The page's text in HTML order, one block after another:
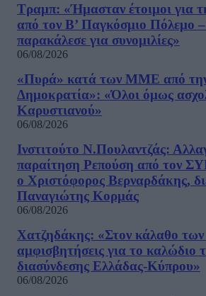
Τραμπ: «Ήμασταν έτοιμοι για
από τον Β’ Παγκόσμιο Πόλεμο
παρακάλεσε για συνομιλίες»
06/08/2026
«Πυρά» κατά των ΜΜΕ από την
Δημοκρατία»: «Όλοι όμως
Καρυστιανού»
06/08/2026
Ινστιτούτο Ν.Πουλαντζάς:
παραίτηση Ρεπούση από τον
ο Χριστόφορος Βερναρδάκης,
Παναγιώτης Κορμάς
06/08/2026
Χατζηδάκης: «Στον κάλαθο των
αμφισβητήσεις για το καλώδιο
διασύνδεσης Ελλάδας-Κύπρου»
06/08/2026